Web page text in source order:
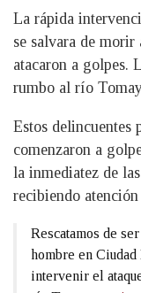
La rápida
se salvara de
atacaron a golpes.
rumbo al río
Estos
comenzaron a
la inmediatez de
recibiendo
Rescatamos de
hombre en
intervenir el